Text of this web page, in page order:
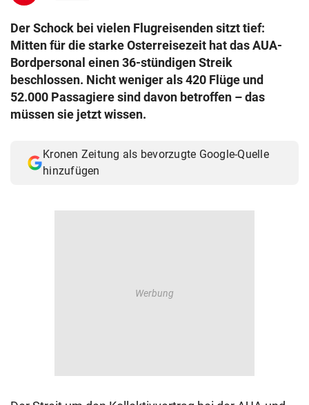
search
eingeben
© Krone Multimedia GmbH & Co KG 2026
Muthgasse 2, 1190 Wien
Der Schock bei vielen Flugreisenden sitzt tief:
Mitten für die starke Osterreisezeit hat das AUA-
Bordpersonal einen 36-stündigen Streik
beschlossen. Nicht weniger als 420 Flüge und
52.000 Passagiere sind davon betroffen – das
müssen sie jetzt wissen.
Kronen Zeitung als bevorzugte Google-Quelle
hinzufügen